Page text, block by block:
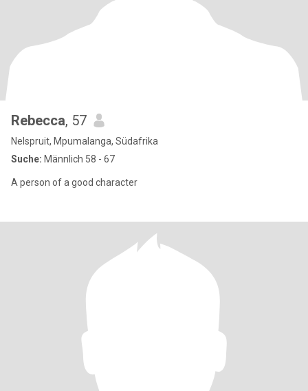
Rebecca, 57
Nelspruit, Mpumalanga, Südafrika
Suche: Männlich 58 - 67
A person of a good character